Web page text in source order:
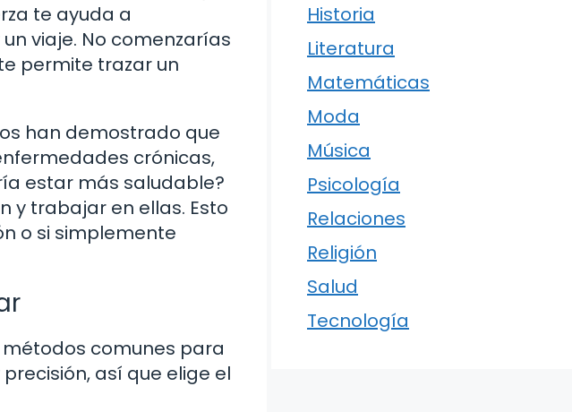
te ayuda a
viaje. No comenzarías
permite trazar un
han demostrado que
crónicas,
estar más saludable?
y trabajar en ellas. Esto
o si simplemente
comunes para
así que elige el
Historia
Literatura
Matemáticas
Moda
Música
Psicología
Relaciones
Religión
Salud
Tecnología